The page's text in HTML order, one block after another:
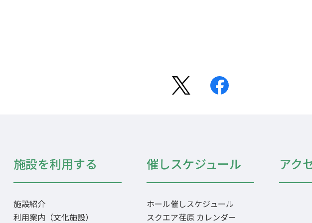
施設を利用する
施設紹介
利用案内（文化施設）
催しスケジュール
ホール催しスケジュール
スクエア荏原 カレンダー
アク